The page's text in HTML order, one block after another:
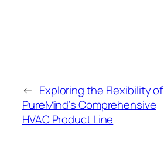
← Exploring the Flexibility of
PureMind’s Comprehensive
HVAC Product Line